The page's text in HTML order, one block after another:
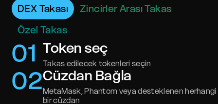
DEX Takası
Zincirler Arası Takas
Özel Takas
01 Token seç
Takas edilecek tokenleri seçin
02Cüzdan Bağla
MetaMask, Phantom veya desteklenen herhangi
bir cüzdan